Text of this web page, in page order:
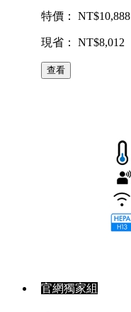
特價： NT$10,888
現省： NT$8,012
查看
官網獨家組